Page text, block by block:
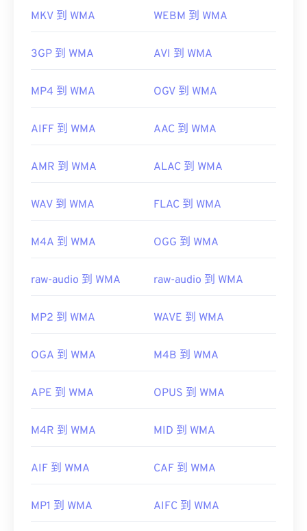
MKV 到 WMA WEBM 到 WMA
3GP 到 WMA AVI 到 WMA
MP4 到 WMA OGV 到 WMA
AIFF 到 WMA AAC 到 WMA
AMR 到 WMA ALAC 到 WMA
WAV 到 WMA FLAC 到 WMA
M4A 到 WMA OGG 到 WMA
raw-audio 到 WMA raw-audio 到 WMA
MP2 到 WMA WAVE 到 WMA
OGA 到 WMA M4B 到 WMA
APE 到 WMA OPUS 到 WMA
M4R 到 WMA MID 到 WMA
AIF 到 WMA CAF 到 WMA
MP1 到 WMA AIFC 到 WMA